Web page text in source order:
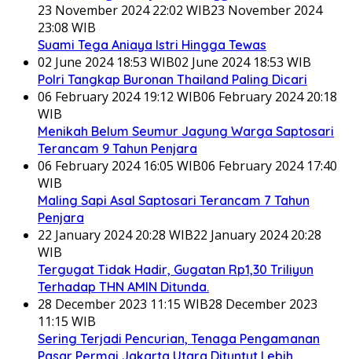
23 November 2024 22:02 WIB23 November 2024
23:08 WIB
Suami Tega Aniaya Istri Hingga Tewas
02 June 2024 18:53 WIB02 June 2024 18:53 WIB
Polri Tangkap Buronan Thailand Paling Dicari
06 February 2024 19:12 WIB06 February 2024 20:18
WIB
Menikah Belum Seumur Jagung Warga Saptosari
Terancam 9 Tahun Penjara
06 February 2024 16:05 WIB06 February 2024 17:40
WIB
Maling Sapi Asal Saptosari Terancam 7 Tahun
Penjara
22 January 2024 20:28 WIB22 January 2024 20:28
WIB
Tergugat Tidak Hadir, Gugatan Rp1,30 Triliyun
Terhadap THN AMIN Ditunda.
28 December 2023 11:15 WIB28 December 2023
11:15 WIB
Sering Terjadi Pencurian, Tenaga Pengamanan
Pasar Permai Jakarta Utara Dituntut Lebih